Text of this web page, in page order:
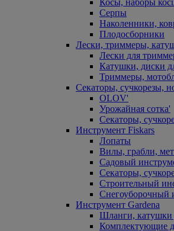
Косы, наборы
Серпы
Наколенники,
Плодосборники
Лески, триммеры,
Лески для
Катушки, диски
Триммеры,
Секаторы, сучкорезы,
OLOV'
Урожайная сотка'
Секаторы,
Инструмент Fiskars
Лопаты
Вилы, грабли,
Садовый
Секаторы,
Строительный
Снегоуборочный
Инструмент Gardena
Шланги, катушки
Комплектующие